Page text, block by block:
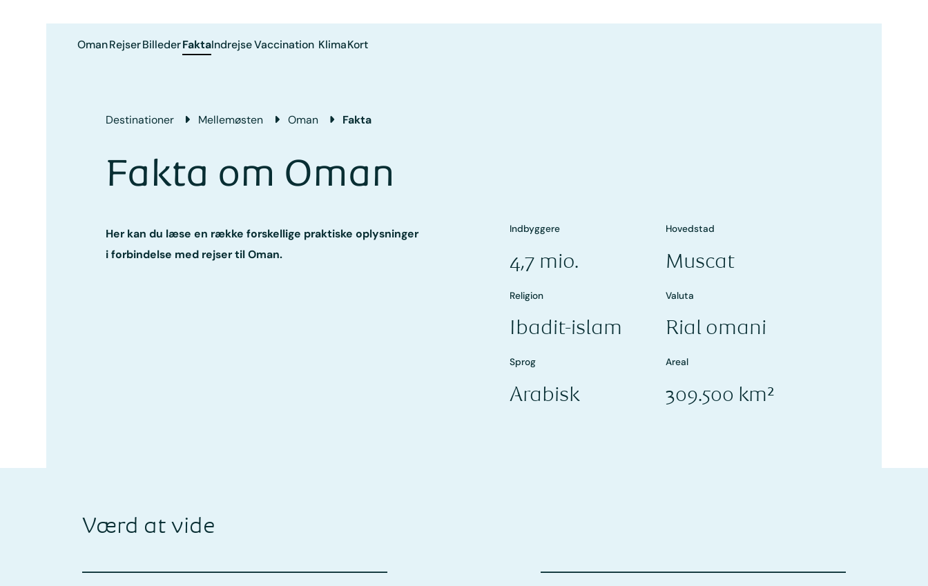
OmanRejserBillederFaktaIndrejseVaccination KlimaKort
Destinationer Mellemøsten Oman Fakta
Fakta om Oman
Her kan du læse en række forskellige praktiske oplysninger
i forbindelse med rejser til Oman.
Indbyggere
4,7 mio.
Hovedstad
Muscat
Religion
Ibadit-islam
Valuta
Rial omani
Sprog
Arabisk
Areal
309.500 km²
Værd at vide